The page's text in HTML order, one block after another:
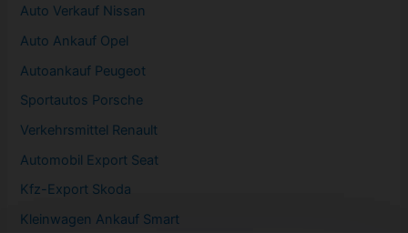
Auto Verkauf Nissan
Auto Ankauf Opel
Autoankauf Peugeot
Sportautos Porsche
Verkehrsmittel Renault
Automobil Export Seat
Kfz-Export Skoda
Kleinwagen Ankauf Smart